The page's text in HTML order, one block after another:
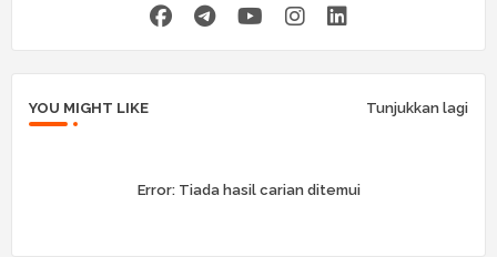
YOU MIGHT LIKE Tunjukkan lagi
Error:Tiada hasil carian ditemui